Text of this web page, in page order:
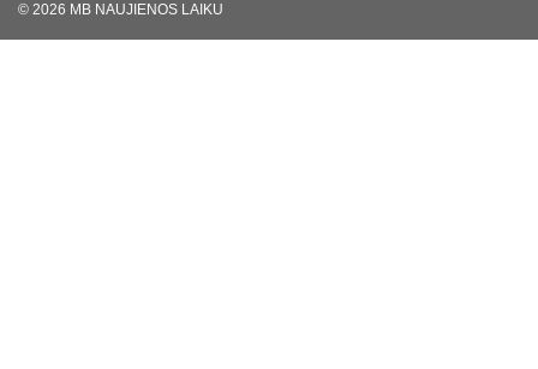
© 2026 MB NAUJIENOS LAIKU